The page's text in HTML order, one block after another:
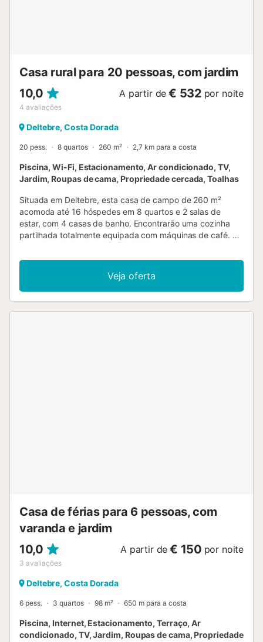
Casa rural para 20 pessoas, com jardim
10,0
4 avaliações
A partir de € 532 por noite
Deltebre, Costa Dorada
20 pess. 8 quartos 260 m² 2,7 km para a costa
Piscina, Wi-Fi, Estacionamento, Ar condicionado, TV,
Jardim, Roupas de cama, Propriedade cercada, Toalhas
Situada em Deltebre, esta casa de campo de 260 m²
acomoda até 16 hóspedes em 8 quartos e 2 salas de
estar, com 4 casas de banho. Encontrarão uma cozinha
partilhada totalmente equipada com máquinas de café. A
para videochamadas, ar condicionado, televisão com
vídeo a pedido, máquina de lavar roupa e acesso sem
degraus. Entre as comodidades adicionais contam-se
azeite, compotas e mel caseiros para desfrutarem. No
Veja oferta
Casa de férias para 6 pessoas, com
varanda e jardim
10,0
3 avaliações
A partir de € 150 por noite
Deltebre, Costa Dorada
6 pess. 3 quartos 98 m² 650 m para a costa
Piscina, Internet, Estacionamento, Terraço, Ar
condicionado, TV, Jardim, Roupas de cama, Propriedade